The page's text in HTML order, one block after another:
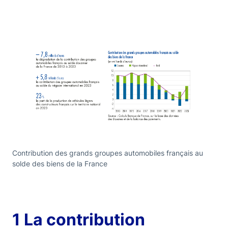
Contribution des grands groupes automobiles français au
solde des biens de la France
1 La contribution